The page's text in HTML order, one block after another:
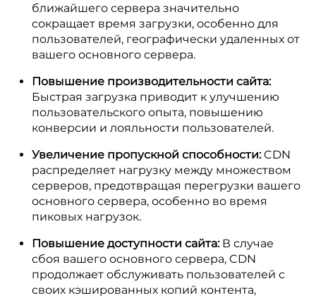
ближайшего сервера значительно
сокращает время загрузки, особенно для
пользователей, географически удаленных от
вашего основного сервера.
Повышение производительности сайта:
Быстрая загрузка приводит к улучшению
пользовательского опыта, повышению
конверсии и лояльности пользователей.
Увеличение пропускной способности:CDN
распределяет нагрузку между множеством
серверов, предотвращая перегрузки вашего
основного сервера, особенно во время
пиковых нагрузок.
Повышение доступности сайта:В случае
сбоя вашего основного сервера, CDN
продолжает обслуживать пользователей с
своих кэшированных копий контента,